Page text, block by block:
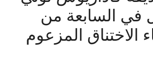
في السابعة من
الاختناق المزعوم